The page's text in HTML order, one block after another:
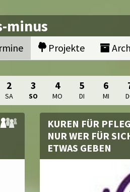
minus
Projekte
2
SA
3
SO
4
MO
5
DI
6
MI
KUREN FÜR
NUR WER FÜR
ETWAS GEBEN